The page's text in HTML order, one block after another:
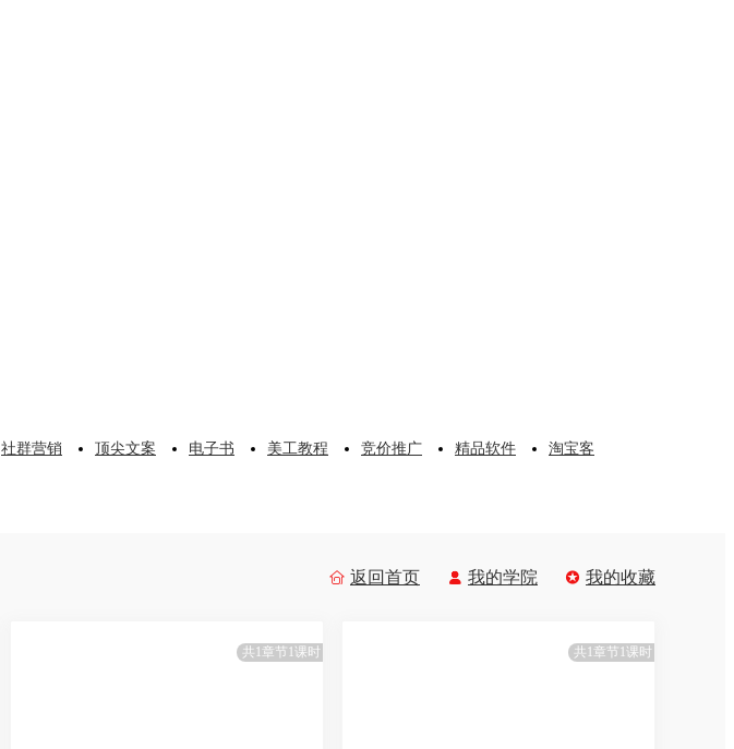
社群营销 顶尖文案 电子书 美工教程 竞价推广 精品软件 淘宝客
 返回首页  我的学院  我的收藏
共1章节1课时 共1章节1课时